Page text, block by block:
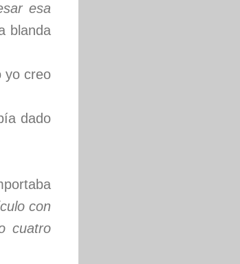
esa
blanda
yo creo
dado
con
cuatro